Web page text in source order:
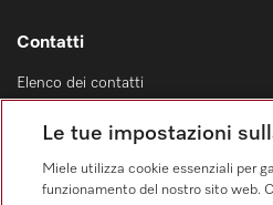
Contatti
Elenco dei contatti
0471 666 319
Le tue impostazioni
Miele utilizza cookie essenziali per
funzionamento del nostro sito web.